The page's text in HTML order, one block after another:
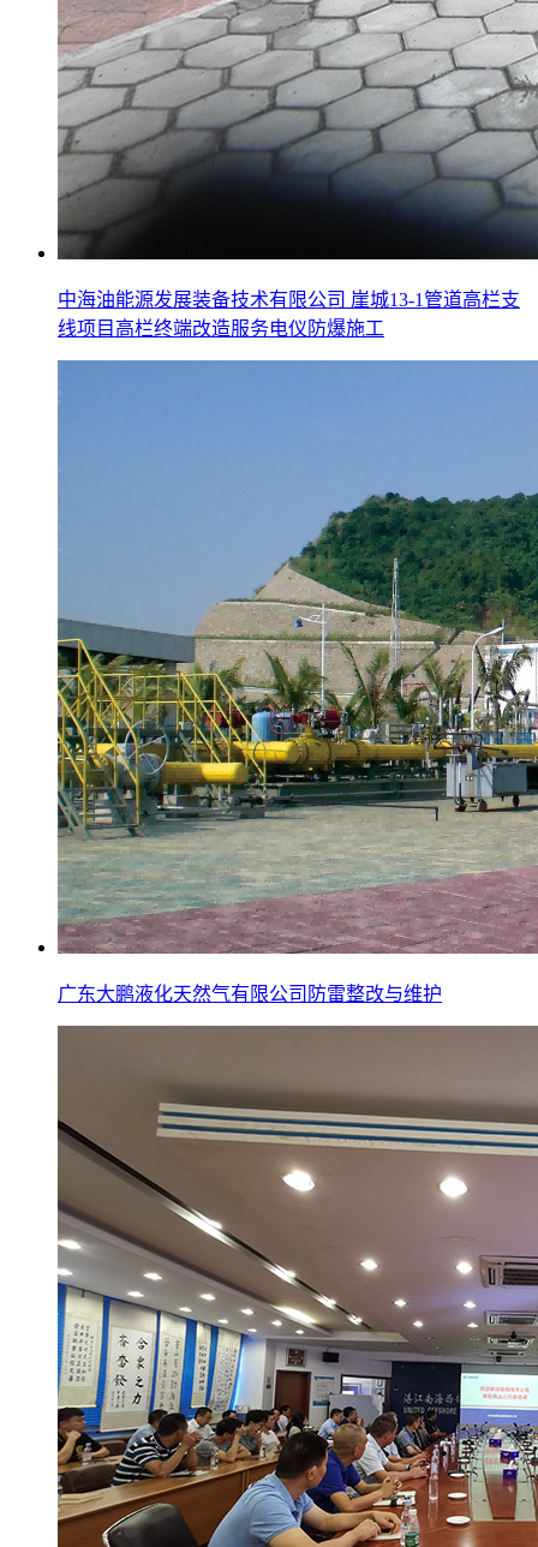
中海油能源发展装备技术有限公司 崖城13-1管道高栏支
线项目高栏终端改造服务电仪防爆施工
广东大鹏液化天然气有限公司防雷整改与维护